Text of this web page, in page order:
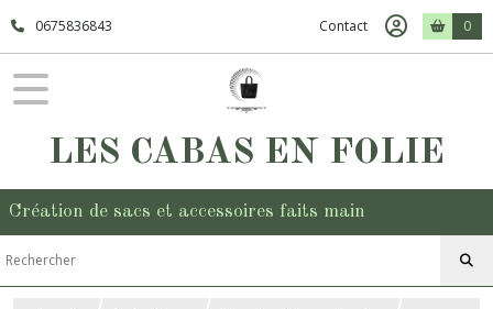
0675836843 Contact 0
LES CABAS EN FOLIE
Création de sacs et accessoires faits main